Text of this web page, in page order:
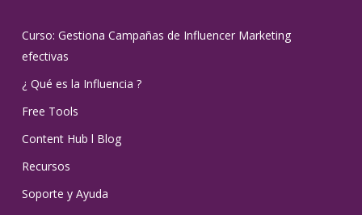
Curso: Gestiona Campañas de Influencer Marketing
efectivas
¿ Qué es la Influencia ?
Free Tools
Content Hub l Blog
Recursos
Soporte y Ayuda